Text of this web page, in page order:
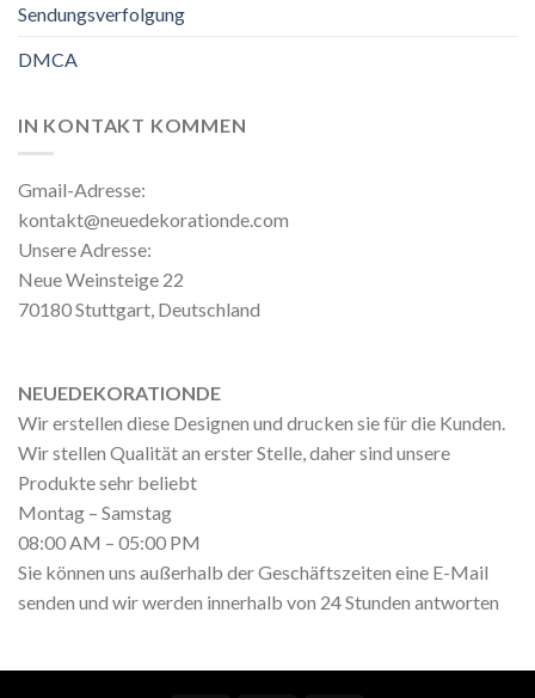
Sendungsverfolgung
DMCA
IN KONTAKT KOMMEN
Gmail-Adresse:
kontakt@neuedekorationde.com
Unsere Adresse:
Neue Weinsteige 22
70180 Stuttgart, Deutschland
NEUEDEKORATIONDE
Wir erstellen diese Designen und drucken sie für die Kunden.
Wir stellen Qualität an erster Stelle, daher sind unsere
Produkte sehr beliebt
Montag – Samstag
08:00 AM – 05:00 PM
Sie können uns außerhalb der Geschäftszeiten eine E-Mail
senden und wir werden innerhalb von 24 Stunden antworten